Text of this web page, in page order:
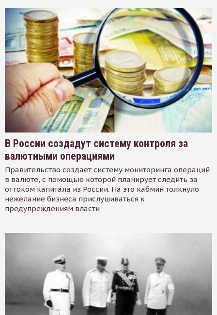
В России создадут систему контроля за
валютными операциями
Правительство создает систему мониторинга операций
в валюте, с помощью которой планирует следить за
оттоком капитала из России. На это кабмин толкнуло
нежелание бизнеса прислушиваться к
предупреждениям власти